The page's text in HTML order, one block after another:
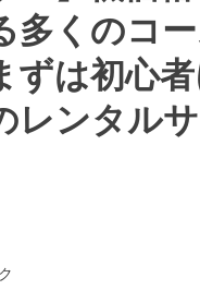
多くのコ
ずは初心
レンタル